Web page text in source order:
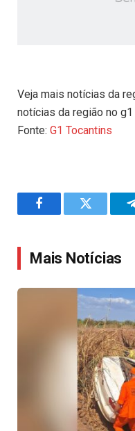
Veja mais notícias da
notícias da região no g1
Fonte: G1 Tocantins
FacebookTwitter
Mais Notícias